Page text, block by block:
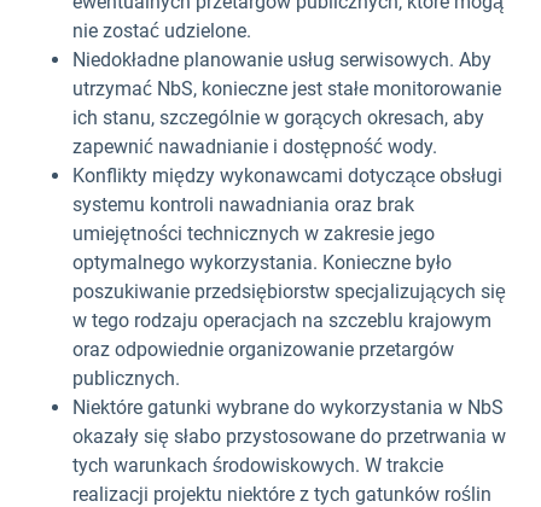
nie zostać udzielone.
Niedokładne planowanie usług serwisowych. Aby
utrzymać NbS, konieczne jest stałe monitorowanie
ich stanu, szczególnie w gorących okresach, aby
zapewnić nawadnianie i dostępność wody.
Konflikty między wykonawcami dotyczące obsługi
systemu kontroli nawadniania oraz brak
umiejętności technicznych w zakresie jego
optymalnego wykorzystania. Konieczne było
poszukiwanie przedsiębiorstw specjalizujących się
w tego rodzaju operacjach na szczeblu krajowym
oraz odpowiednie organizowanie przetargów
publicznych.
Niektóre gatunki wybrane do wykorzystania w NbS
okazały się słabo przystosowane do przetrwania w
tych warunkach środowiskowych. W trakcie
realizacji projektu niektóre z tych gatunków roślin